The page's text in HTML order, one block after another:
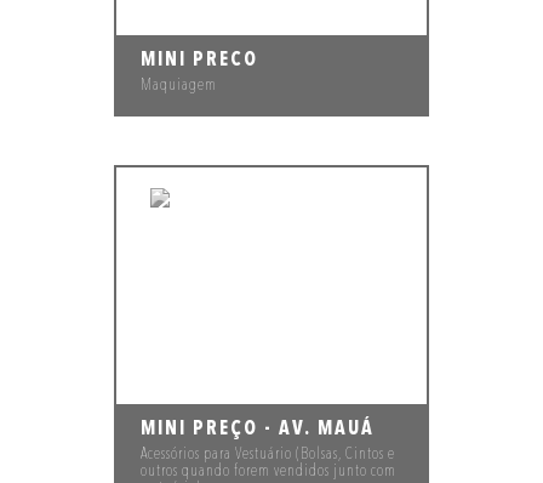
MINI PRECO
Maquiagem
MINI PREÇO - AV. MAUÁ
Acessórios para Vestuário (Bolsas, Cintos e
outros quando forem vendidos junto com